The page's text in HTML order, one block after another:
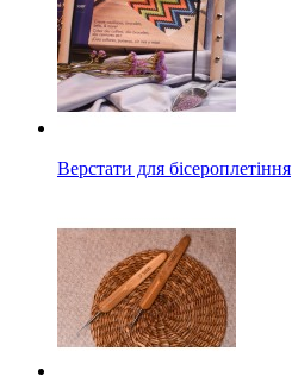
Верстати для бісероплетіння